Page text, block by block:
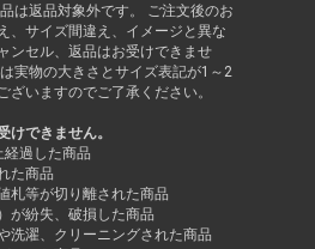
は返品対象外です。 ご注文後のお
、サイズ間違え、イメージと異な
ンセル、返品はお受けできませ
実物の大きさとサイズ表記が1～2
ざいますのでご了承ください。
けできません。
経過した商品
た商品
札等が切り離された商品
が紛失、破損した商品
洗濯、クリーニングされた商品